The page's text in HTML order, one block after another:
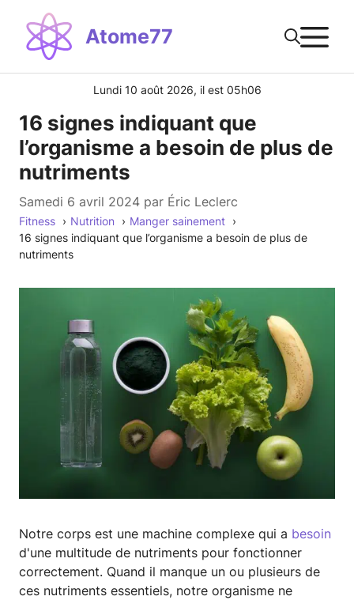
contenu
Atome77
Lundi 10 août 2026, il est 05h06
16 signes indiquant que
l’organisme a besoin de plus de
nutriments
samedi 6 avril 2024 par Éric Leclerc
Fitness Nutrition
Manger sainement
16 signes indiquant que l’organisme a besoin de plus de
nutriments
Notre corps est une machine complexe qui a besoin
d'une multitude de nutriments pour fonctionner
correctement. Quand il manque un ou plusieurs de
ces nutriments essentiels, notre organisme ne